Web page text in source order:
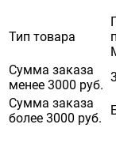
Тип товара
Сумма заказа
менее 3000 руб.
Сумма заказа
более 3000 руб.